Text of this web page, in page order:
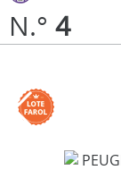
N.° 4